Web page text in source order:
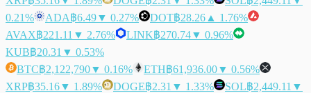
0.21%
ADA฿6.49▼ 0.27% DOT฿28.26 ▲ 1.76%
AVAX฿221.11 ▼ 2.76% LINK฿270.74▼ 0.96%
KUB฿20.31 ▼ 0.53%
BTC฿2,122,790▼ 0.16% ETH฿61,936.00▼ 0.56%
XRP฿35.16▼ 1.89% DOGE฿2.31 ▼ 1.33% SOL฿2,449.11 ▼